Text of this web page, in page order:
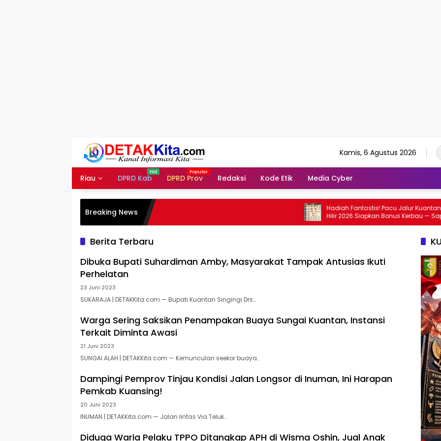
Kamis, 6 Agustus 2026
Riau DPRD Kab DPRD Prov Redaksi Kode Etik Media Cyber
Breaking News
Hadiah Fantastis! Pacu Jalur Kuantan
Hilir 2026 Siapkan Bonus Kerbau — Sapi
— Kambing dan Puluhan Juta Rupiah
Berita Terbaru
Dibuka Bupati Suhardiman Amby, Masyarakat Tampak Antusias Ikuti
Perhelatan
23 Juni 2023
SUKARAJA | DETAKKita.com — Bupati Kuantan Singingi Drs…
Warga Sering Saksikan Penampakan Buaya Sungai Kuantan, Instansi
Terkait Diminta Awasi
21 Juni 2023
SUNGAI ALAH | DETAKKita.com — Kemunculan seekor buaya…
Dampingi Pemprov Tinjau Kondisi Jalan Longsor di Inuman, Ini Harapan
Pemkab Kuansing!
20 Juni 2023
INUMAN | DETAKKita.com — Jalan lintas Via Teluk…
DETAKKita.com
Diduga Waria Pelaku TPPO Ditangkap APH di Wisma Oshin, Jual Anak